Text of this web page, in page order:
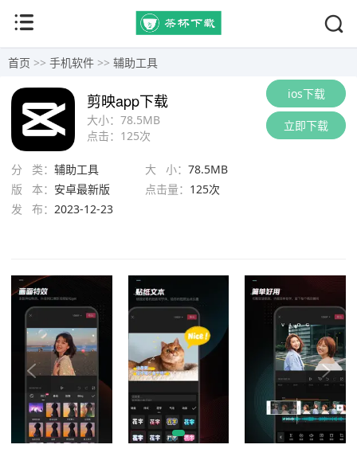
首页 >> 手机软件 >> 辅助工具
ios下载
立即下载
大小： 78.5MB
点击： 125次
剪映app下载
分 类： 辅助工具 大 小： 78.5MB
版 本： 安卓最新版 点击量： 125次
发 布： 2023-12-23